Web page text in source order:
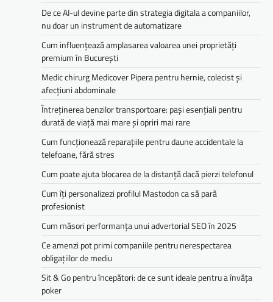
De ce AI-ul devine parte din strategia digitala a companiilor,
nu doar un instrument de automatizare
Cum influențează amplasarea valoarea unei proprietăți
premium în București
Medic chirurg Medicover Pipera pentru hernie, colecist și
afecțiuni abdominale
Întreținerea benzilor transportoare: pași esențiali pentru
durată de viață mai mare și opriri mai rare
Cum funcționează reparațiile pentru daune accidentale la
telefoane, fără stres
Cum poate ajuta blocarea de la distanță dacă pierzi telefonul
Cum îți personalizezi profilul Mastodon ca să pară
profesionist
Cum măsori performanța unui advertorial SEO în 2025
Ce amenzi pot primi companiile pentru nerespectarea
obligațiilor de mediu­­
Sit & Go pentru începători: de ce sunt ideale pentru a învăța
poker